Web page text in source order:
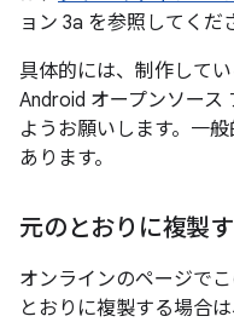
ョン 3a を参照してくだ
具体的には、制作して
Android オープンソース
ようお願いします。一
あります。
元のとおりに複製
オンラインのページで
とおりに複製する場合